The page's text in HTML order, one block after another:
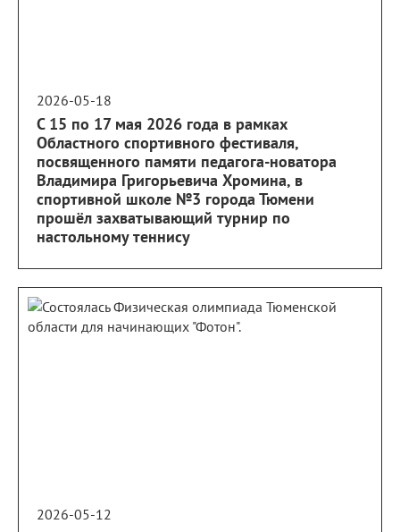
2026-05-18
С 15 по 17 мая 2026 года в рамках
Областного спортивного фестиваля,
посвященного памяти педагога-новатора
Владимира Григорьевича Хромина, в
спортивной школе №3 города Тюмени
прошёл захватывающий турнир по
настольному теннису
2026-05-12